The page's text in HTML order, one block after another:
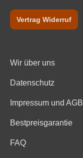
Vertrag Widerruf
Wir über uns
Datenschutz
Impressum und AGB
Bestpreisgarantie
FAQ